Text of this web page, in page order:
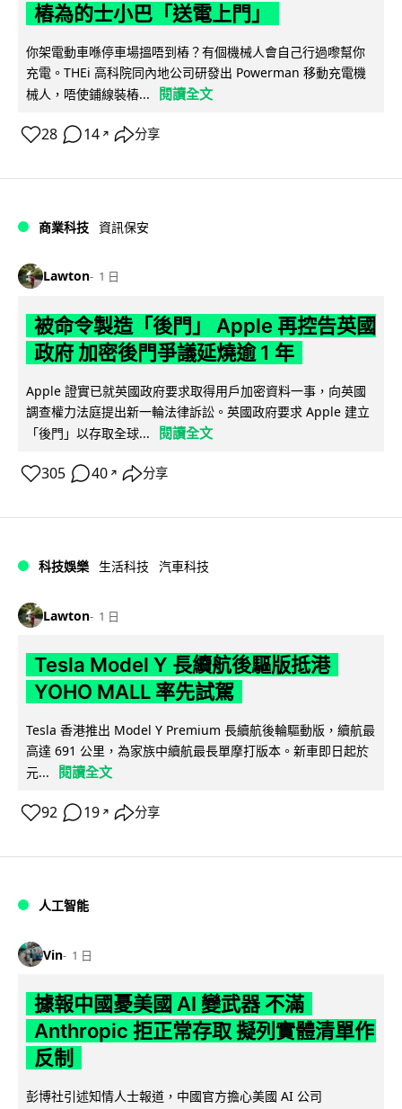
樁為的士小巴「送電上門」
你架電動車喺停車場搵唔到樁？有個機械人會自己行過嚟幫你
充電。THEi 高科院同內地公司研發出 Powerman 移動充電機
械人，唔使鋪線裝樁...
閱讀全文
28 14 ↗ 分享
商業科技 資訊保安
Lawton 1 日
被命令製造「後門」 Apple 再控告英國
政府 加密後門爭議延燒逾 1 年
Apple 證實已就英國政府要求取得用戶加密資料一事，向英國
調查權力法庭提出新一輪法律訴訟。英國政府要求 Apple 建立
「後門」以存取全球...
閱讀全文
305 40 ↗ 分享
科技娛樂 生活科技 汽車科技
Lawton 1 日
Tesla Model Y 長續航後驅版抵港
YOHO MALL 率先試駕
Tesla 香港推出 Model Y Premium 長續航後輪驅動版，續航最
高達 691 公里，為家族中續航最長單摩打版本。新車即日起於
元...
閱讀全文
92 19 ↗ 分享
人工智能
Vin 1 日
據報中國憂美國 AI 變武器 不滿
Anthropic 拒正常存取 擬列實體清單作
反制
彭博社引述知情人士報道，中國官方擔心美國 AI 公司